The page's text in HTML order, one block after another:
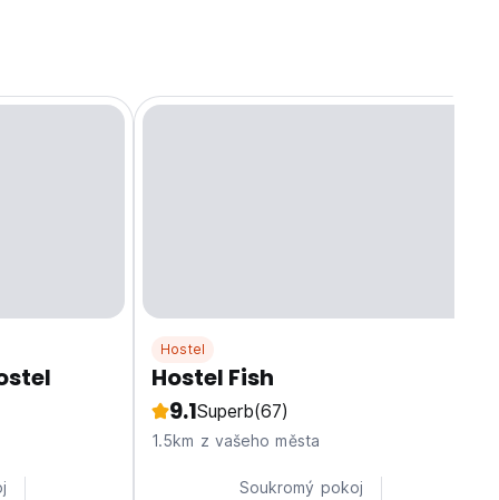
Hostel
Hostel Fish
9.1Superb(67)
1.5km z vašeho města
Soukromý pokoj